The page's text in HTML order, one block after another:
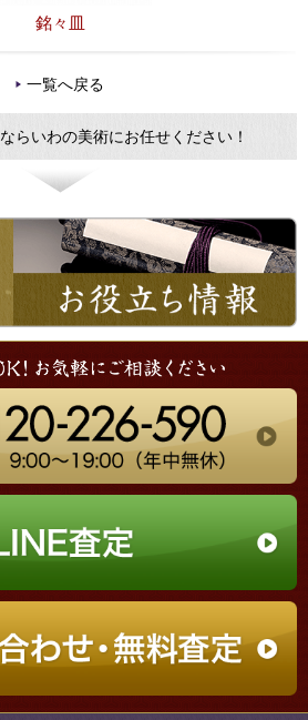
銘々皿
一覧へ戻る
ならいわの美術にお任せください！